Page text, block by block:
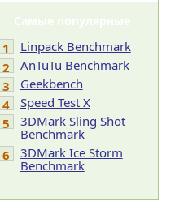
Самые популярные
1
Linpack Benchmark
2
AnTuTu Benchmark
3
Geekbench
4
Speed Test X
5
3DMark Sling Shot
Benchmark
6
3DMark Ice Storm
Benchmark